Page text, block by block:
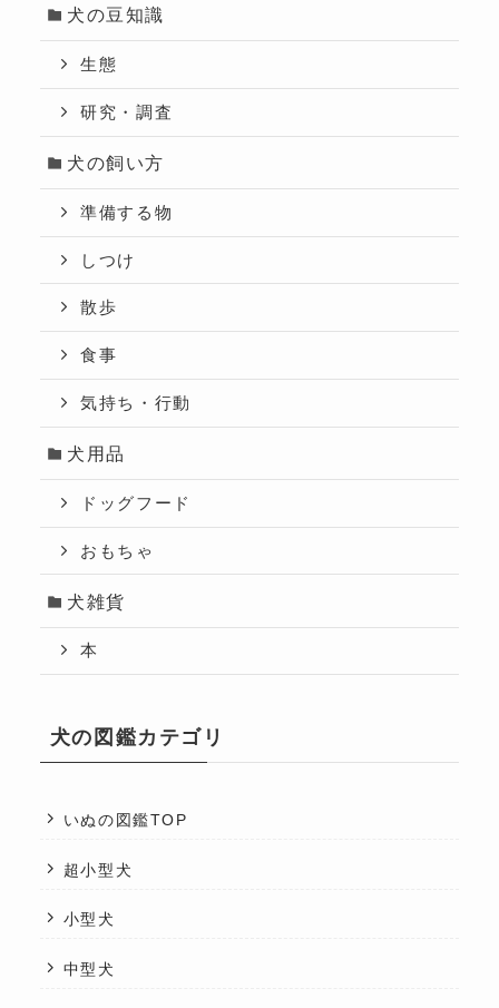
犬の豆知識
生態
研究・調査
犬の飼い方
準備する物
しつけ
散歩
食事
気持ち・行動
犬用品
ドッグフード
おもちゃ
犬雑貨
本
犬の図鑑カテゴリ
いぬの図鑑TOP
超小型犬
小型犬
中型犬